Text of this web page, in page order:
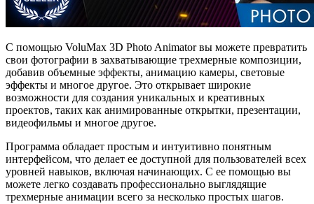
С помощью VoluMax 3D Photo Animator вы можете превратить
свои фотографии в захватывающие трехмерные композиции,
добавив объемные эффекты, анимацию камеры, световые
эффекты и многое другое. Это открывает широкие
возможности для создания уникальных и креативных
проектов, таких как анимированные открытки, презентации,
видеофильмы и многое другое.
Программа обладает простым и интуитивно понятным
интерфейсом, что делает ее доступной для пользователей всех
уровней навыков, включая начинающих. С ее помощью вы
можете легко создавать профессионально выглядящие
трехмерные анимации всего за несколько простых шагов.